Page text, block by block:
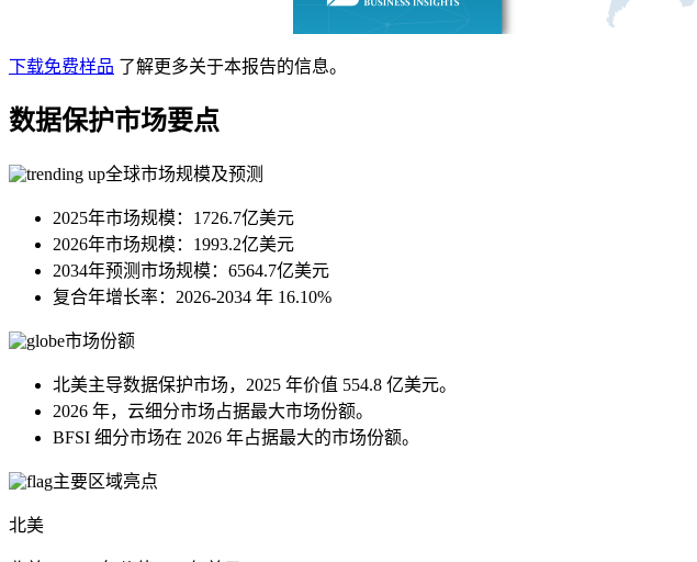
下载免费样品 了解更多关于本报告的信息。
数据保护市场要点
全球市场规模及预测
2025年市场规模：1726.7亿美元
2026年市场规模：1993.2亿美元
2034年预测市场规模：6564.7亿美元
复合年增长率：2026-2034 年 16.10%
市场份额
北美主导数据保护市场，2025 年价值 554.8 亿美元。
2026 年，云细分市场占据最大市场份额。
BFSI 细分市场在 2026 年占据最大的市场份额。
主要区域亮点
北美